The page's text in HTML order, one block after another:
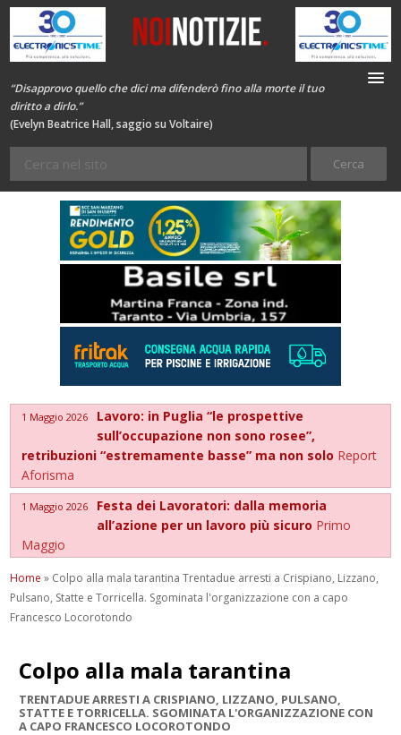
“Disapprovo quello che dici ma difenderò fino alla morte il tuo
diritto a dirlo.”
(Evelyn Beatrice Hall, saggio su Voltaire)
1 Maggio 2026
Lavoro: in Puglia “le prospettive
sull’occupazione non sono rosee”,
retribuzioni “estremamente basse” ma non solo Report
Aforisma
1 Maggio 2026
Festa dei Lavoratori: dalla memoria
all’azione per un lavoro più sicuro Primo
Maggio
Home » Colpo alla mala tarantina Trentadue arresti a Crispiano, Lizzano,
Pulsano, Statte e Torricella. Sgominata l'organizzazione con a capo
Francesco Locorotondo
Colpo alla mala tarantina
TRENTADUE ARRESTI A CRISPIANO, LIZZANO, PULSANO,
STATTE E TORRICELLA. SGOMINATA L'ORGANIZZAZIONE CON
A CAPO FRANCESCO LOCOROTONDO